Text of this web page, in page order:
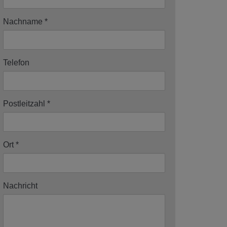
Nachname
Telefon
Postleitzahl
Ort
Nachricht